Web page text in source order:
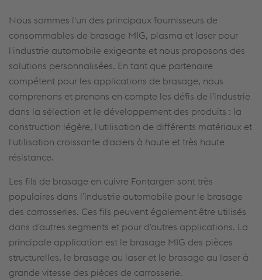
Nous sommes l'un des principaux fournisseurs de
consommables de brasage MIG, plasma et laser pour
l'industrie automobile exigeante et nous proposons des
solutions personnalisées. En tant que partenaire
compétent pour les applications de brasage, nous
comprenons et prenons en compte les défis de l'industrie
dans la sélection et le développement des produits : la
construction légère, l'utilisation de différents matériaux et
l'utilisation croissante d'aciers à haute et très haute
résistance.
Les fils de brasage en cuivre Fontargen sont très
populaires dans l'industrie automobile pour le brasage
des carrosseries. Ces fils peuvent également être utilisés
dans d'autres segments et pour d'autres applications. La
principale application est le brasage MIG des pièces
structurelles, le brasage au laser et le brasage au laser à
grande vitesse des pièces de carrosserie.